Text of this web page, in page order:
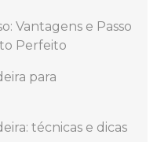
Vantagens e Passo
Perfeito
para
técnicas e dicas